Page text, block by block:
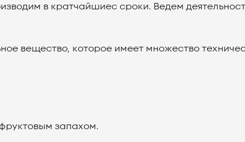
в кратчайшиес сроки. Ведем
вещество, которое имеет множество
запахом.